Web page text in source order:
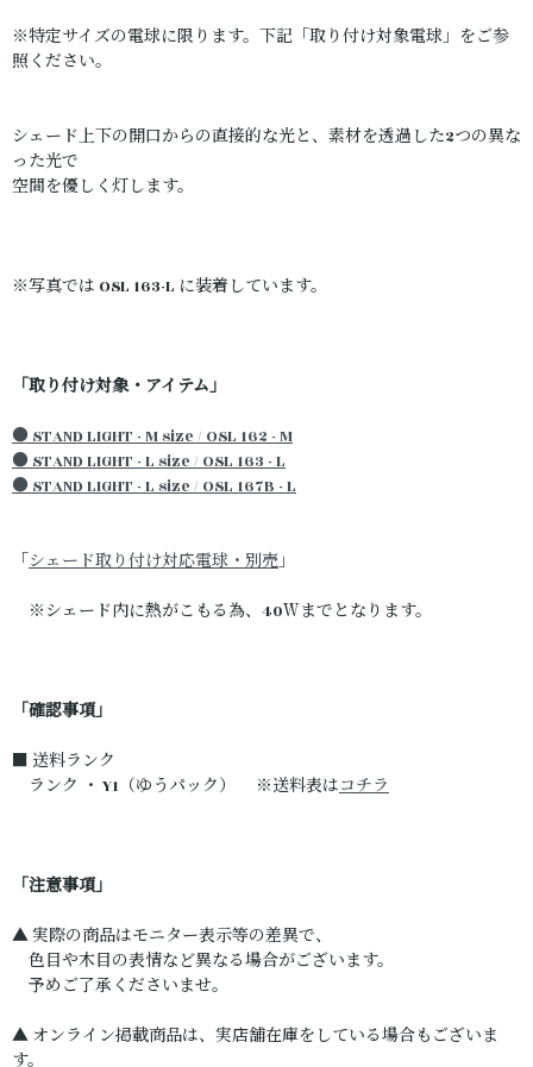
※特定サイズの電球に限ります。下記「取り付け対象電球」をご参
照ください。
シェード上下の開口からの直接的な光と、素材を透過した2つの異な
った光で
空間を優しく灯します。
※写真では OSL 163-L に装着しています。
「取り付け対象・アイテム」
● STAND LIGHT - M size / OSL 162 - M
● STAND LIGHT - L size / OSL 163 - L
● STAND LIGHT - L size / OSL 167B - L
「 シェード取り付け対応電球・別売」
※シェード内に熱がこもる為、40Ｗまでとなります。
「確認事項」
■ 送料ランク
ランク ・ Y1（ゆうパック） ※送料表はコチラ
「注意事項」
▲ 実際の商品はモニター表示等の差異で、
色目や木目の表情など異なる場合がございます。
予めご了承くださいませ。
▲ オンライン掲載商品は、実店舗在庫をしている場合もございま
す。